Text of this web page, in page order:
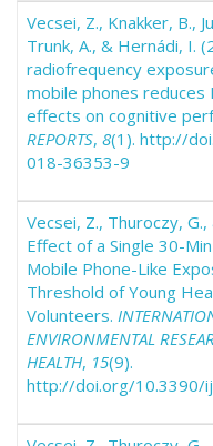
Vecsei, Z., Knakker, B.,
Trunk, A., & Hernádi, I.
radiofrequency
mobile phones reduces
effects on cognitive
REPORTS, 8(1). http://
018-36353-9
Vecsei, Z., Thuroczy,
Effect of a Single 30-
Mobile Phone-Like
Threshold of Young
Volunteers.
ENVIRONMENTAL
HEALTH, 15(9).
http://doi.org/10.3390/